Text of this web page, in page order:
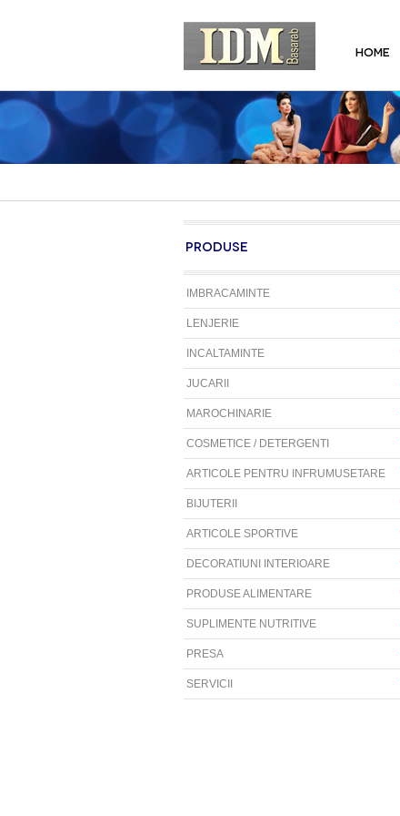
HOME
PRODUSE
IMBRACAMINTE
LENJERIE
INCALTAMINTE
JUCARII
MAROCHINARIE
COSMETICE / DETERGENTI
ARTICOLE PENTRU INFRUMUSETARE
BIJUTERII
ARTICOLE SPORTIVE
DECORATIUNI INTERIOARE
PRODUSE ALIMENTARE
SUPLIMENTE NUTRITIVE
PRESA
SERVICII